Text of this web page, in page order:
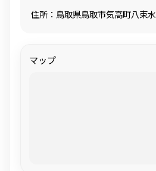
住所：鳥取県鳥取市気高町八束水
マップ